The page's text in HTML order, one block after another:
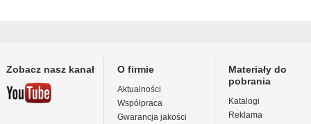
Zobacz nasz kanał O firmie
Aktualności
Współpraca
Gwarancja jakości
Materiały do
pobrania
Katalogi
Reklama